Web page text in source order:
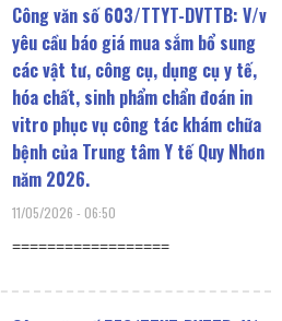
Công văn số 603/TTYT-DVTTB: V/v
yêu cầu báo giá mua sắm bổ sung
các vật tư, công cụ, dụng cụ y tế,
hóa chất, sinh phẩm chẩn đoán in
vitro phục vụ công tác khám chữa
bệnh của Trung tâm Y tế Quy Nhơn
năm 2026.
11/05/2026 06:50
==================